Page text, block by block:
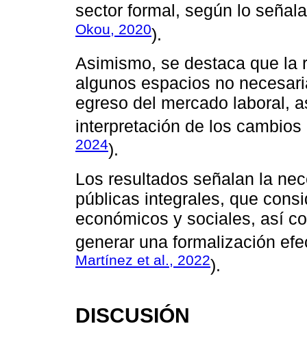
sector formal, según lo
Okou, 2020).
Asimismo, se destaca que la
algunos espacios no
egreso del mercado laboral,
interpretación de los
2024).
Los resultados señalan la
públicas integrales, que
económicos y sociales, así
generar una formalización
Martínez et al., 2022).
DISCUSIÓN